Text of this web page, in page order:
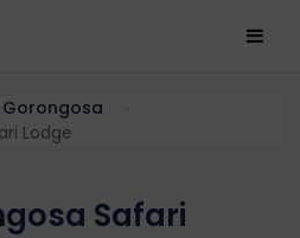
Gorongosa
Lodge
Safari